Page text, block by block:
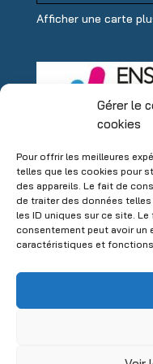
Gérer le
cookies
Pour offrir les meilleures
telles que les cookies pour
des appareils. Le fait de
de traiter des données
les ID uniques sur ce site.
consentement peut avoir
caractéristiques et
Afficher une carte